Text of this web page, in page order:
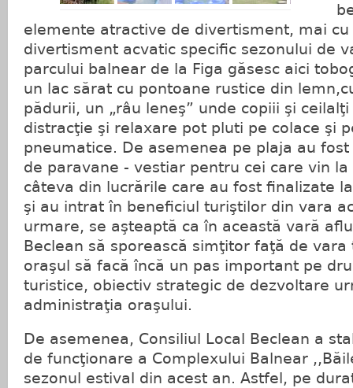
elemente atractive de divertisment, mai
divertisment acvatic specific sezonului de
parcului balnear de la Figa găsesc aici
un lac sărat cu pontoane rustice din
pădurii, un „râu leneş” unde copiii şi
distracţie şi relaxare pot pluti pe colace şi
pneumatice. De asemenea pe plaja au
de paravane - vestiar pentru cei care vin
câteva din lucrările care au fost finalizate
şi au intrat în beneficiul turiştilor din vara
urmare, se aşteaptă ca în această vară
Beclean să sporească simţitor faţă de
oraşul să facă încă un pas important pe
turistice, obiectiv strategic de dezvoltare
administraţia oraşului.
De asemenea, Consiliul Local Beclean a
de funcţionare a Complexului Balnear
sezonul estival din acest an. Astfel, pe